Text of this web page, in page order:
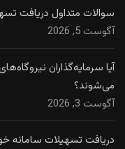
سوالات متداول دریافت
آگوست 5, 2026
آیا سرمایه‌گذاران
می‌شوند؟
آگوست 3, 2026
دریافت تسهیلات سامانه